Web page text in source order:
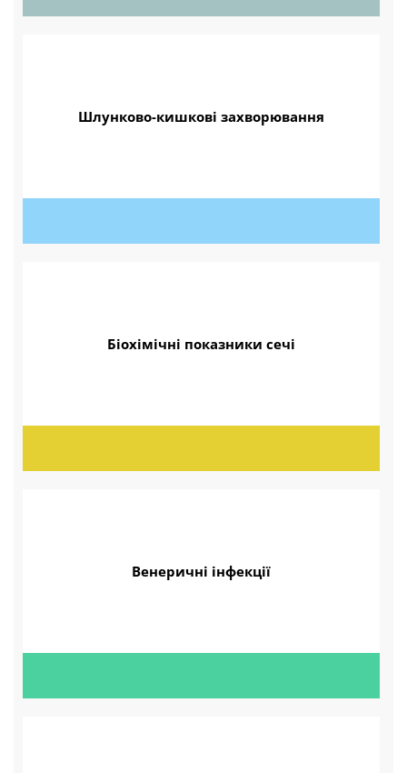
Шлунково-кишкові захворювання
Біохімічні показники сечі
Венеричні інфекції